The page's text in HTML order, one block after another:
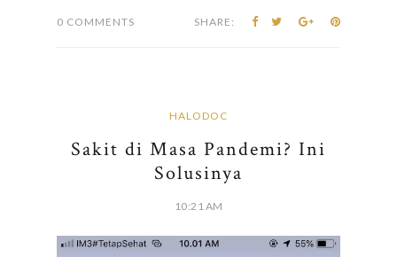
0 COMMENTS SHARE:
HALODOC
Sakit di Masa Pandemi? Ini
Solusinya
10:21 AM